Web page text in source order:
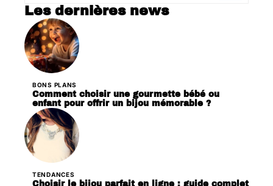
Les dernières news
BONS PLANS
Comment choisir une gourmette bébé ou
enfant pour offrir un bijou mémorable ?
TENDANCES
Choisir le bijou parfait en ligne : guide complet